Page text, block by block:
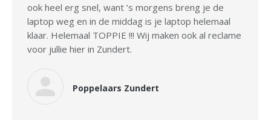
ook heel erg snel, want ’s morgens breng je de
laptop weg en in de middag is je laptop helemaal
klaar. Helemaal TOPPIE !!! Wij maken ook al reclame
voor jullie hier in Zundert.
Poppelaars Zundert